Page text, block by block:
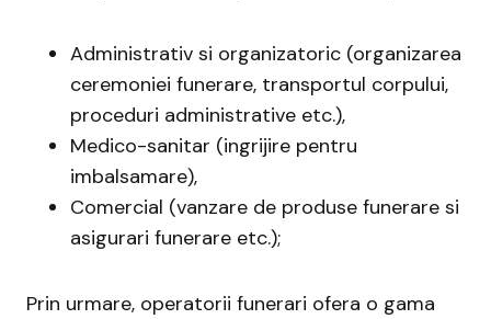
Administrativ si organizatoric (organizarea
ceremoniei funerare, transportul corpului,
proceduri administrative etc.),
Medico-sanitar (ingrijire pentru
imbalsamare),
Comercial (vanzare de produse funerare si
asigurari funerare etc.);
Prin urmare, operatorii funerari ofera o gama